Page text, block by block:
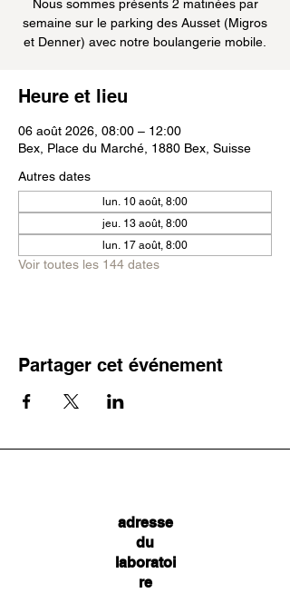
Nous sommes présents 2 matinées par
semaine sur le parking des Ausset (Migros
et Denner) avec notre boulangerie mobile.
Heure et lieu
06 août 2026, 08:00 – 12:00
Bex, Place du Marché, 1880 Bex, Suisse
Autres dates
lun. 10 août, 8:00
jeu. 13 août, 8:00
lun. 17 août, 8:00
Voir toutes les 144 dates
Partager cet événement
adresse
du
laboratoi
re